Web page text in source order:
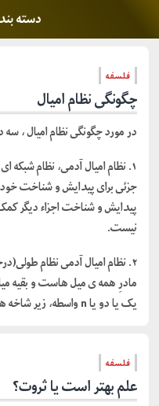
دسته
فلسفه
چگونگی نظام امیال
در مورد چگونگی نظام امیال ، سه
۱. نظام امیال آدمی، نظام
جزئی برای پیدایش و شناخت خود
پیدایش و شناخت اجزاء دیگر
نیست.
۲. نظام امیال آدمی نظام
مادرِ همه ی میل هاست و بقیه
یک یا دو یا n واسطه، زیر شاخه های آن به حساب می آیند.
فلسفه
علم بهتر است یا ثروت؟